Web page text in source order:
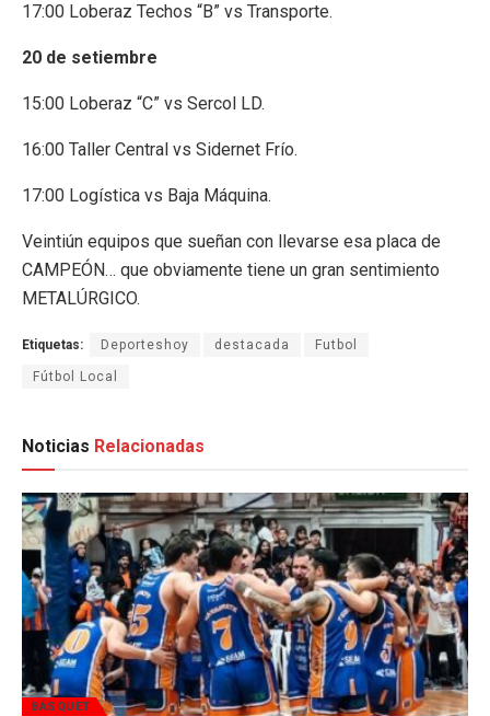
17:00 Loberaz Techos “B” vs Transporte.
20 de setiembre
15:00 Loberaz “C” vs Sercol LD.
16:00 Taller Central vs Sidernet Frío.
17:00 Logística vs Baja Máquina.
Veintiún equipos que sueñan con llevarse esa placa de
CAMPEÓN… que obviamente tiene un gran sentimiento
METALÚRGICO.
Etiquetas: Deporteshoy destacada Futbol
Fútbol Local
Noticias Relacionadas
BÁSQUET